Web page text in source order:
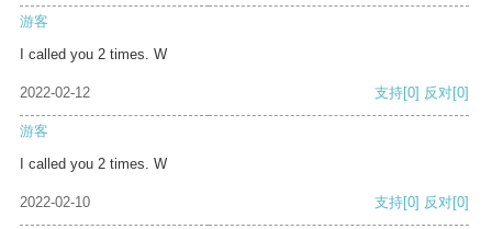
游客
I called you 2 times. W
2022-02-12 支持[0] 反对[0]
游客
I called you 2 times. W
2022-02-10 支持[0] 反对[0]